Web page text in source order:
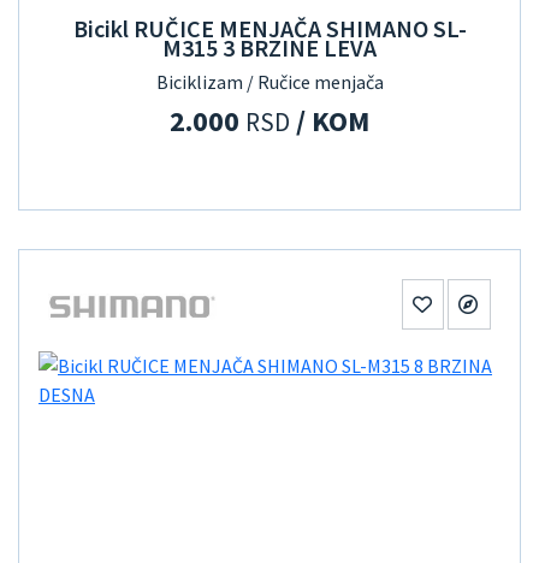
Bicikl RUČICE MENJAČA SHIMANO SL-
M315 3 BRZINE LEVA
Biciklizam / Ručice menjača
2.000 RSD / KOM